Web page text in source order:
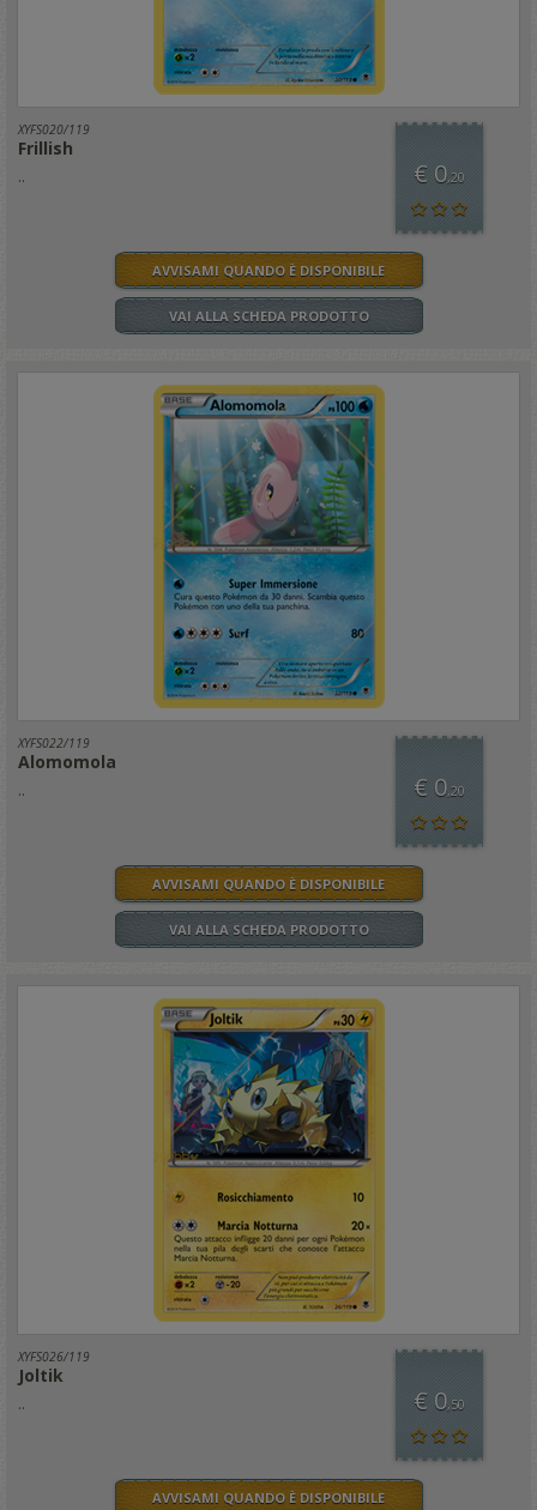
XYFS020/119
Frillish
.. € 0,20
AVVISAMI QUANDO È DISPONIBILE
VAI ALLA SCHEDA PRODOTTO
XYFS022/119
Alomomola
.. € 0,20
AVVISAMI QUANDO È DISPONIBILE
VAI ALLA SCHEDA PRODOTTO
XYFS026/119
Joltik
.. € 0,50
AVVISAMI QUANDO È DISPONIBILE